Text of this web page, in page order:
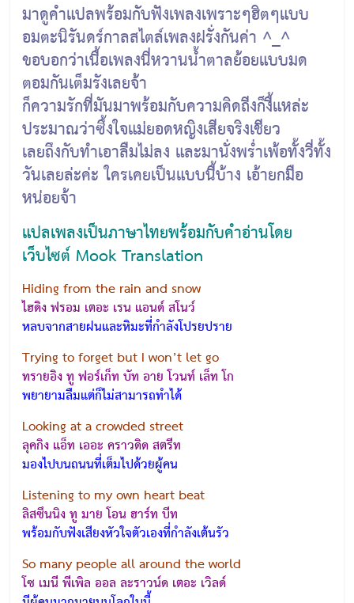
มาดูคำแปลพร้อมกับฟังเพลงเพราะๆฮิตๆแบบ
อมตะนิรันดร์กาลสไตล์เพลงฝรั่งกันค่า ^_^
ขอบอกว่าเนื้อเพลงนี่หวานน้ำตาลย้อยแบบมด
ตอมกันเต็มรังเลยจ้า
ก็ความรักที่มันมาพร้อมกับความคิดถีงก็งี้แหล่ะ
ประมาณว่าซึ้งใจแม่ยอดหญิงเสียจริงเชียว
เลยถึงกับทำเอาลืมไม่ลง และมานั่งพร่ำเพ้อทั้งวี่ทั้ง
วันเลยล่ะค่ะ ใครเคยเป็นแบบนี้บ้าง เอ้ายกมือ
หน่อยจ้า
แปลเพลงเป็นภาษาไทยพร้อมกับคำอ่านโดย
เว็บไซต์ Mook Translation
Hiding from the rain and snow
ไฮดิง ฟรอม เตอะ เรน แอนด์ สโนว์
หลบจากสายฝนและหิมะที่กำลังโปรยปราย
Trying to forget but I won’t let go
ทรายอิง ทู ฟอร์เก็ท บัท อาย โวนท์ เล็ท โก
พยายามลืมแต่ก็ไม่สามารถทำได้
Looking at a crowded street
ลุคกิง แอ็ท เออะ คราวดิด สตรีท
มองไปบนถนนที่เต็มไปด้วยผู้คน
Listening to my own heart beat
ลิสซึนนิง ทู มาย โอน ฮาร์ท บีท
พร้อมกับฟังเสียงหัวใจตัวเองที่กำลังเต้นรัว
So many people all around the world
โซ เมนี พีเพิล ออล ละราวน์ด เตอะ เวิลด์